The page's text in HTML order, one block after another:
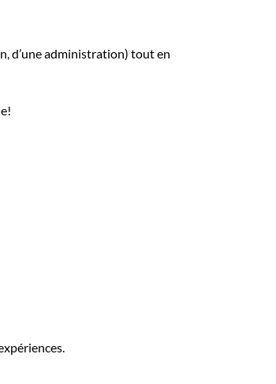
d’une administration) tout en